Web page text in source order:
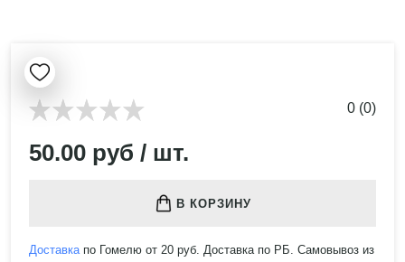
0 (0)
50.00 руб / шт.
В КОРЗИНУ
Доставкапо Гомелю от 20 руб. Доставка по РБ. Самовывоз из